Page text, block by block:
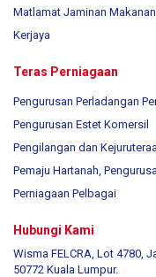
Matlamat Jaminan
Kerjaya
Teras Perniagaan
Pengurusan Perladangan
Pengurusan Estet Komersil
Pengilangan dan
Pemaju Hartanah,
Perniagaan Pelbagai
Hubungi Kami
Wisma FELCRA, Lot 4780,
50772 Kuala Lumpur.